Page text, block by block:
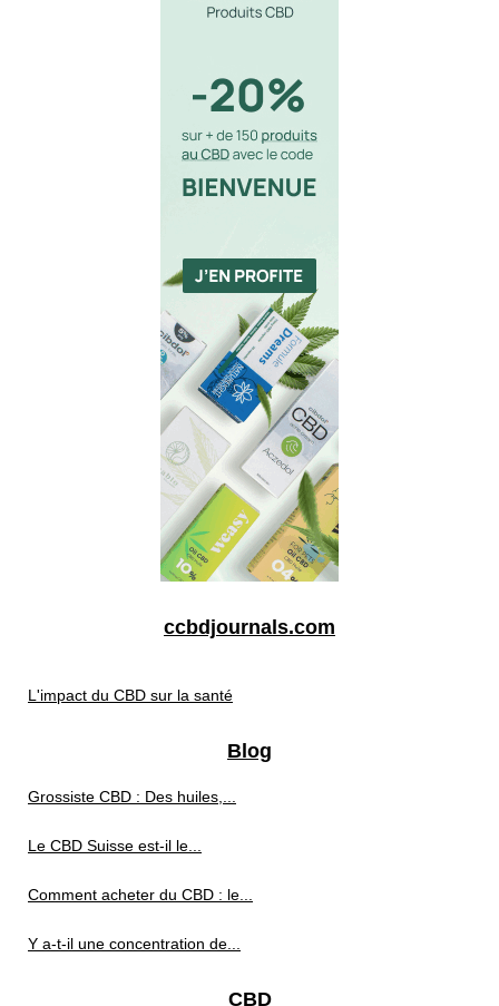
ccbdjournals.com
L'impact du CBD sur la santé
Blog
Grossiste CBD : Des huiles,...
Le CBD Suisse est-il le...
Comment acheter du CBD : le...
Y a-t-il une concentration de...
CBD